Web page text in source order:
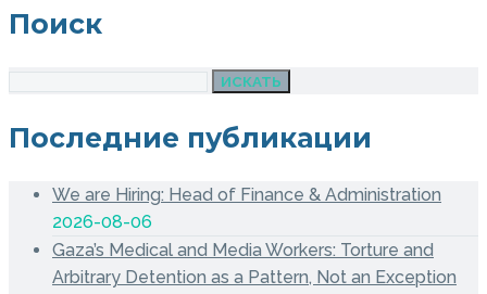
Поиск
ИСКАТЬ
Последние публикации
We are Hiring: Head of Finance & Administration
2026-08-06
Gaza’s Medical and Media Workers: Torture and
Arbitrary Detention as a Pattern, Not an Exception